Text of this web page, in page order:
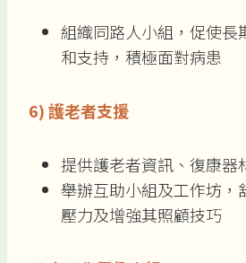
組織同路人小組，促使長
和支持，積極面對病患
6)護老者支援
提供護老者資訊、復康器
舉辦互助小組及工作坊，
壓力及增強其照顧技巧